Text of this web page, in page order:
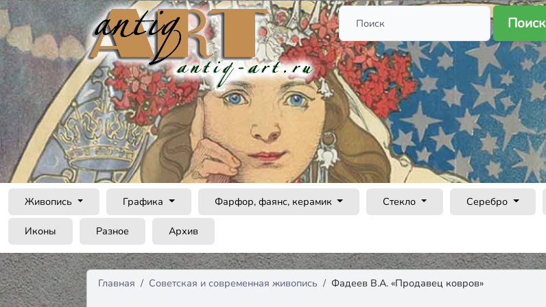
Поиск
Живопись Графика Фарфор, фаянс, керамик Стекло Серебро
Иконы Разное Архив
Главная Советская и современная живопись Фадеев В.А. «Продавец ковров»